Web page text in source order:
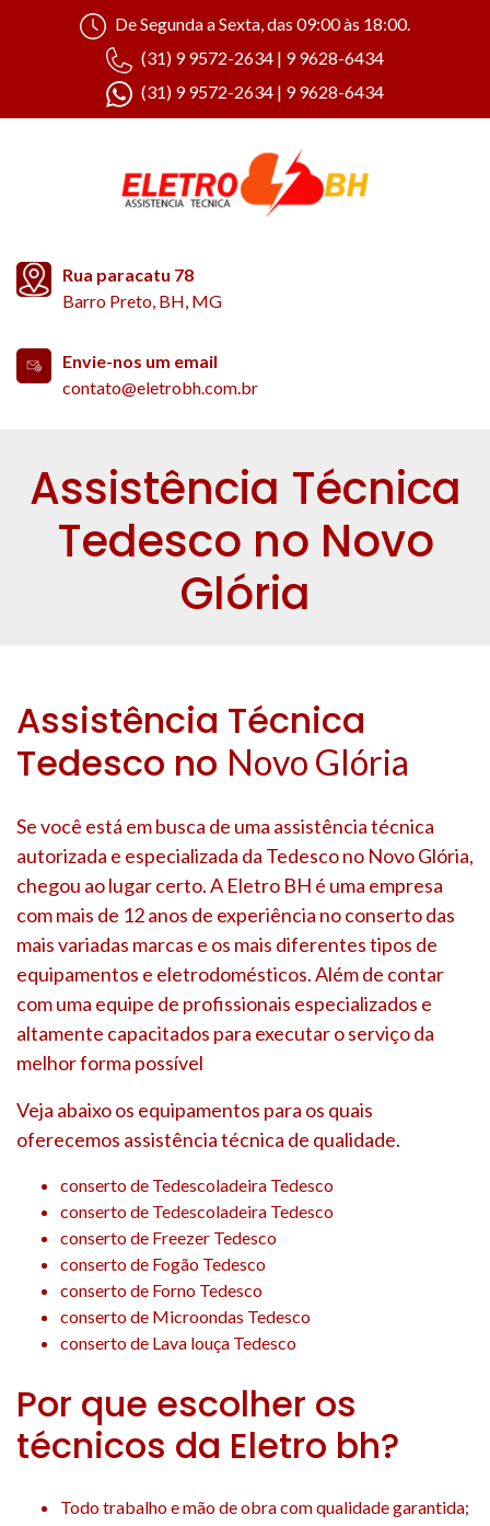
De Segunda a Sexta, das 09:00 às 18:00.
(31) 9 9572-2634 | 9 9628-6434
(31) 9 9572-2634 | 9 9628-6434
Rua paracatu 78
Barro Preto, BH, MG
Envie-nos um email
contato@eletrobh.com.br
Assistência Técnica
Tedesco no Novo
Glória
Assistência Técnica
Tedesco no Novo Glória
Se você está em busca de uma assistência técnica
autorizada e especializada da Tedesco no Novo Glória,
chegou ao lugar certo. A Eletro BH é uma empresa
com mais de 12 anos de experiência no conserto das
mais variadas marcas e os mais diferentes tipos de
equipamentos e eletrodomésticos. Além de contar
com uma equipe de profissionais especializados e
altamente capacitados para executar o serviço da
melhor forma possível
Veja abaixo os equipamentos para os quais
oferecemos assistência técnica de qualidade.
conserto de Tedescoladeira Tedesco
conserto de Tedescoladeira Tedesco
conserto de Freezer Tedesco
conserto de Fogão Tedesco
conserto de Forno Tedesco
conserto de Microondas Tedesco
conserto de Lava louça Tedesco
Por que escolher os
técnicos da Eletro bh?
Todo trabalho e mão de obra com qualidade garantida;